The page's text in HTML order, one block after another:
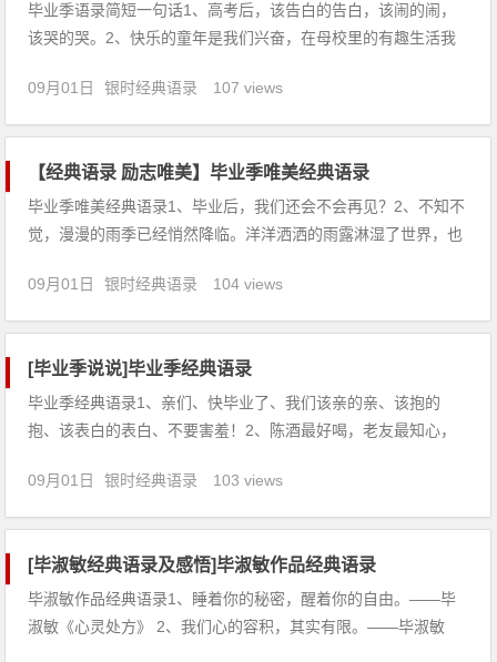
毕业季语录简短一句话1、高考后，该告白的告白，该闹的闹，
该哭的哭。2、快乐的童年是我们兴奋，在母校里的有趣生活我
过于真诚的友情，深切的怀念，像幽香的小花，开在深谷。毕业
季节，愿我们的友谊永远不散。4、离别时，留下一串艰难的足
09月01日 银时经典语录 107 views
【经典语录 励志唯美】毕业季唯美经典语录
毕业季唯美经典语录1、毕业后，我们还会不会再见？2、不知不
觉，漫漫的雨季已经悄然降临。洋洋洒洒的雨露淋湿了世界，也
3、毕业了，满足是最真实的财富。贪婪是最真实的贫穷。4、最
后环视一下空旷的宿舍，以前总抱怨挤挤的宿舍，关好水龙头，
09月01日 银时经典语录 104 views
[毕业季说说]毕业季经典语录
毕业季经典语录1、亲们、快毕业了、我们该亲的亲、该抱的
抱、该表白的表白、不要害羞！2、陈酒最好喝，老友最知心，
今日同窗分手，道一句：珍重！明天校友重逢，贺一声：成功！
4、毕业了，想笑就笑，想哭就哭。不要因为世界虚伪，也变得
09月01日 银时经典语录 103 views
[毕淑敏经典语录及感悟]毕淑敏作品经典语录
毕淑敏作品经典语录1、睡着你的秘密，醒着你的自由。——毕
淑敏《心灵处方》 2、我们心的容积，其实有限。——毕淑敏